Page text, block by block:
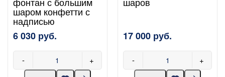
шаром конфетти с
надписью
6 030 руб.
- +
17 000 руб.
- +